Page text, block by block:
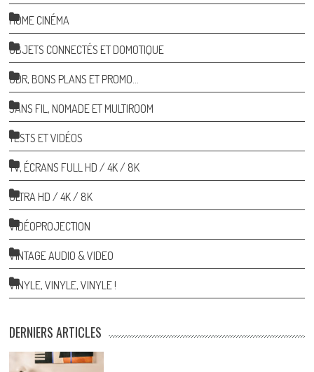
HOME CINÉMA
OBJETS CONNECTÉS ET DOMOTIQUE
ODR, BONS PLANS ET PROMO…
SANS FIL, NOMADE ET MULTIROOM
TESTS ET VIDÉOS
TV, ÉCRANS FULL HD / 4K / 8K
ULTRA HD / 4K / 8K
VIDÉOPROJECTION
VINTAGE AUDIO & VIDEO
VINYLE, VINYLE, VINYLE !
DERNIERS ARTICLES